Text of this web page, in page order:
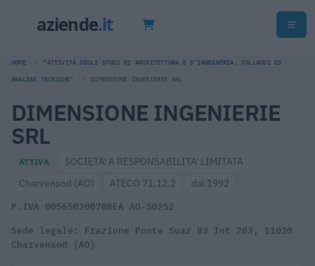
HOME "ATTIVITÀ DEGLI STUDI DI ARCHITETTURA E D'INGEGNERIA; COLLAUDI ED
ANALISI TECNICHE" DIMENSIONE INGENIERIE SRL
DIMENSIONE INGENIERIE
SRL
ATTIVA
SOCIETA' A RESPONSABILITA' LIMITATA
Charvensod (AO)
ATECO 71.12.2 dal 1992
P.IVA 00565020070REA AO-50252
Sede legale: Frazione Ponte Suaz 83 Int 203, 11020
Charvensod (AO)